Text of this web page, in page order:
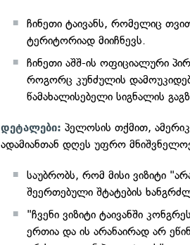
ჩინეთი ტაივანს, რომელიც
ტერიტორიად მიიჩნევს.
ჩინეთი აშშ-ის ოფიციალური
როგორც კუნძულის
წამახალისებელი სიგნალის
დეტალები: პელოსის თქმით,
ადამიანთან დღეს უფრო
საუბრობს, რომ მისი ვიზიტი
შეერთებული შტატების
"ჩვენი ვიზიტი ტაივანში
ერთია და ის არანაირად არ